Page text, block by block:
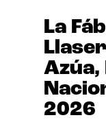
La
Azúa,
2026